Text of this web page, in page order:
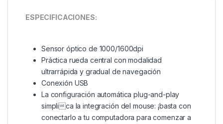
ESPECIFICACIONES:
Sensor óptico de 1000/1600dpi
Práctica rueda central con modalidad
ultrarrápida y gradual de navegación
Conexión USB
La configuración automática plug-and-play
simplica la integración del mouse: ¡basta con
conectarlo a tu computadora para comenzar a